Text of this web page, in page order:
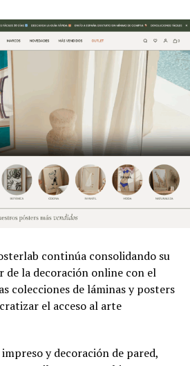
continúa consolidando su
de la decoración online con el
colecciones de láminas y posters
el acceso al arte
y decoración de pared,